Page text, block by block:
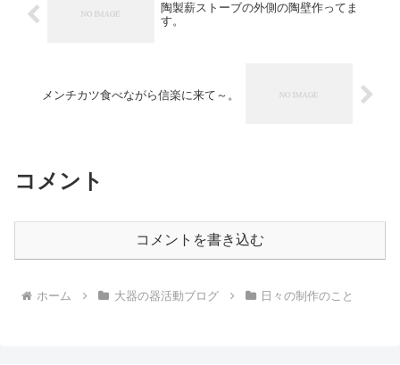
陶製薪ストーブの外側の陶壁作ってま
す。
メンチカツ食べながら信楽に来て～。
コメント
コメントを書き込む
ホーム 大器の器活動ブログ 日々の制作のこと